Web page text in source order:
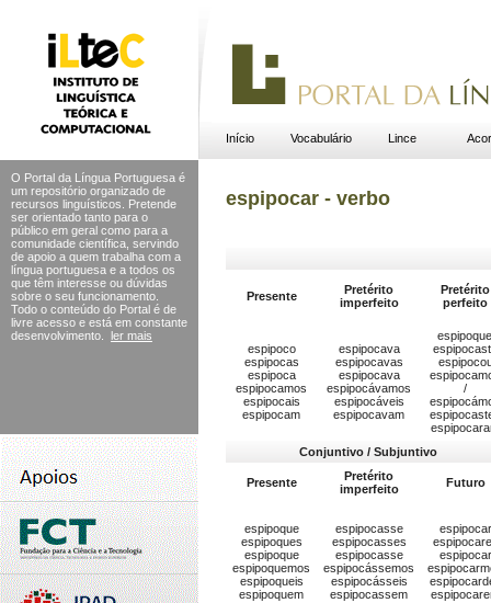
Início Vocabulário Lince
O Portal da Língua Portuguesa é
um repositório organizado de
recursos linguísticos. Pretende
ser orientado tanto para o
público em geral como para a
comunidade científica, servindo
de apoio a quem trabalha com a
língua portuguesa e a todos os
que têm interesse ou dúvidas
sobre o seu funcionamento.
Todo o conteúdo do Portal é de
livre acesso e está em constante
desenvolvimento.
ler mais
espipocar - verbo
Presente
Pretérito
imperfeito
Pretérito
perfeito
espipoco
espipocas
espipoca
espipocamos
espipocais
espipocam
espipocava
espipocavas
espipocava
espipocávamos
espipocáveis
espipocavam
/
Conjuntivo / Subjuntivo
Presente
Pretérito
imperfeito
Futuro
espipoque
espipoques
espipoque
espipoquemos
espipoqueis
espipoquem
espipocasse
espipocasses
espipocasse
espipocássemos
espipocásseis
espipocassem
espipocar
espipocar